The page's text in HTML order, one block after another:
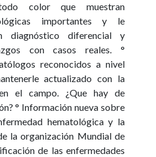
color que muestran
importantes y le
diagnóstico diferencial y
con casos reales. °
reconocidos a nivel
actualizado con la
el campo. ¿Que hay de
° Información nueva sobre
hematológica y la
la organización Mundial de
de las enfermedades